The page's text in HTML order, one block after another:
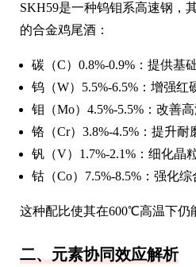
SKH59是一种钨钼系高速钢，
的合金鸡尾酒：
碳（C）0.8%-0.9%：提供基
钨（W）5.5%-6.5%：增强红
钼（Mo）4.5%-5.5%：改善
铬（Cr）3.8%-4.5%：提升耐
钒（V）1.7%-2.1%：细化晶
钴（Co）7.5%-8.5%：强化
这种配比使其在600℃高温下仍
二、元素协同效应解析